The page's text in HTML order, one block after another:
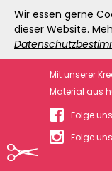
Wir essen gerne
dieser Website.
Mit unserer
Material aus
Folge
Folge